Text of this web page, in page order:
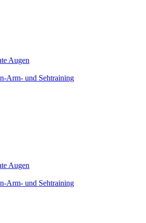
Augen
Arm- und Sehtraining
Augen
Arm- und Sehtraining